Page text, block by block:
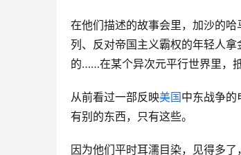
在他们描述的故事会里，加沙的哈
列、反对帝国主义霸权的年轻人
的……在某个异次元平行世界里，
从前看过一部反映美国中东战争的
有别的东西，只有这些。
因为他们平时耳濡目染，见得多